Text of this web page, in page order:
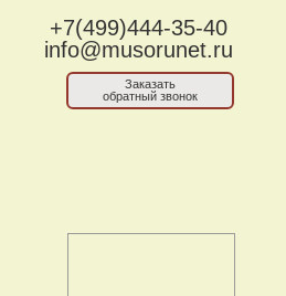
+7(499)444-35-40
info@musorunet.ru
Заказать
обратный звонок